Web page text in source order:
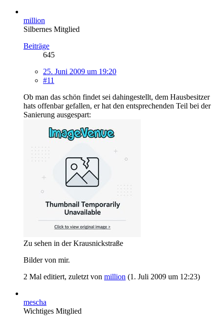
million
Silbernes Mitglied
Beiträge
645
25. Juni 2009 um 19:20
#11
Ob man das schön findet sei dahingestellt, dem Hausbesitzer
hats offenbar gefallen, er hat den entsprechenden Teil bei der
Sanierung ausgespart:
Zu sehen in der Krausnickstraße
Bilder von mir.
2 Mal editiert, zuletzt von million (1. Juli 2009 um 12:23)
mescha
Wichtiges Mitglied